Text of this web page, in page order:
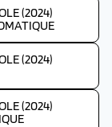
(2024)
(2024)
(2024)